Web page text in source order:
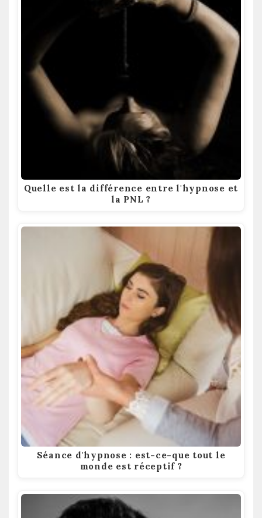
Quelle est la différence entre l'hypnose et
la PNL ?
Séance d'hypnose : est-ce-que tout le
monde est réceptif ?